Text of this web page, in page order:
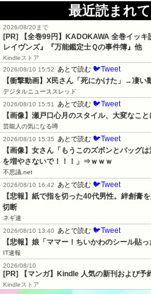
最近読まれ
2026/08/20まで
[PR]
【全巻99円】KADOKAWA 全巻イッ
レイヴンズ』『万能鑑定士Ｑの事件簿』他
Kindleストア
2026/08/10 15:52
あとで読む 🐦Tweet
【衝撃動画】X民さん「死にかけた」→凄
デジタルニューススレッド
2026/08/10 15:51
あとで読む 🐦Tweet
【画像】瀬戸口心月のスタイル、大変なこ
芸能人の気になる噂
2026/08/10 15:35
あとで読む 🐦Tweet
【画像】女さん「もうこのズボンとバッグ
を増やさないで！！！」⇒ｗｗｗ
不思議.net
2026/08/10 16:42
あとで読む 🐦Tweet
【悲報】紙で指を切った40代男性。絆創膏
切断
ネギ速
2026/08/10 13:40
あとで読む 🐦Tweet
【悲報】娘「ママー！ちいかわのシール貼
IT速報
2026/08/10
[PR] 【マンガ】Kindle 人気の新刊および予
Kindleストア